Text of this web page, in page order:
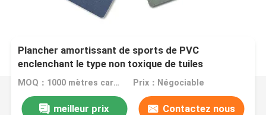
Plancher amortissant de sports de PVC
enclenchant le type non toxique de tuiles
MOQ：1000 mètres carrés Prix：Négociable
meilleur prix Contactez nous